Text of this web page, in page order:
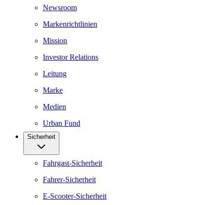
Newsroom
Markenrichtlinien
Mission
Investor Relations
Leitung
Marke
Medien
Urban Fund
Sicherheit
Fahrgast-Sicherheit
Fahrer-Sicherheit
E-Scooter-Sicherheit